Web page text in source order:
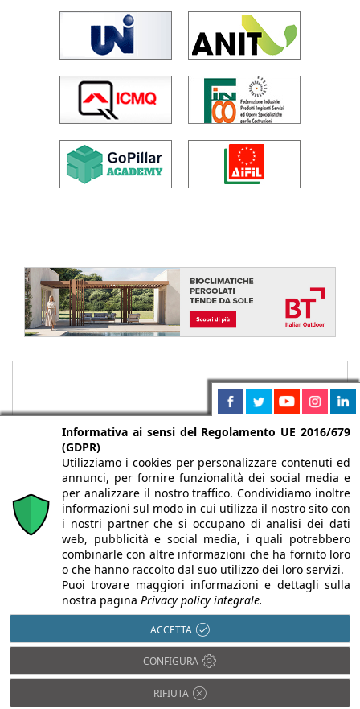
Chi siamo Autori Per la tua pubblicità
Iscriviti alla
newsletter
Infobuild è testata registrata presso il Tribunale di Milano al n° 63
dell’8/3/2013 - ISSN 2282-2267
© 2000-2026 Infoweb srl - P.IVA 13155920153 - Tutti i diritti
Informativa ai sensi del Regolamento UE 2016/679
(GDPR)
Utilizziamo i cookies per personalizzare contenuti ed
annunci, per fornire funzionalità dei social media e
per analizzare il nostro traffico. Condividiamo inoltre
informazioni sul modo in cui utilizza il nostro sito con
i nostri partner che si occupano di analisi dei dati
web, pubblicità e social media, i quali potrebbero
combinarle con altre informazioni che ha fornito loro
o che hanno raccolto dal suo utilizzo dei loro servizi.
Puoi trovare maggiori informazioni e dettagli sulla
nostra pagina Privacy policy integrale.
ACCETTA
CONFIGURA
RIFIUTA